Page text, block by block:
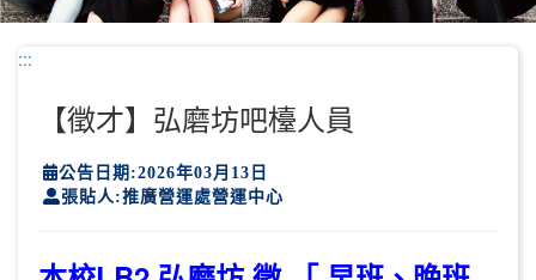
:::
【徵才】弘磨坊吧檯人員
公告日期:2026年03月13日
張貼人:推廣營運處營運中心